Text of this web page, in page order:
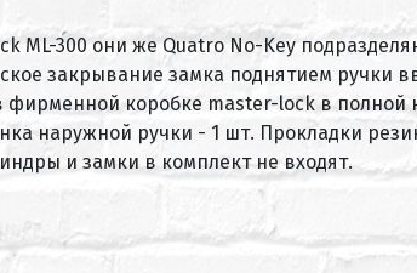
ML-300 они же Quatro No-Key
закрывание замка поднятием ручки
фирменной коробке master-lock в полной
наружной ручки - 1 шт. Прокладки
и замки в комплект не входят.